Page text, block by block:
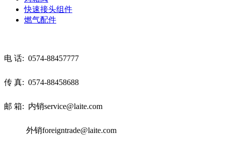
快速接头组件
燃气配件
电 话: 0574-88457777
传 真: 0574-88458688
邮 箱: 内销service@laite.com
外销foreigntrade@laite.com